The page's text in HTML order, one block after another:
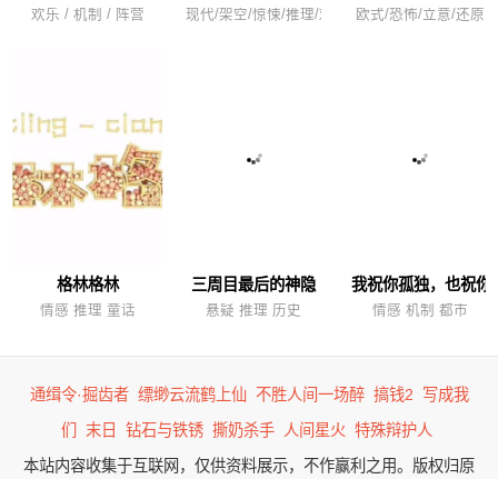
欢乐 / 机制 / 阵营 现代/架空/惊悚/推理/欢乐/新本格欧式/恐怖/立意/还原
格林格林
情感 推理 童话
三周目最后的神隐
悬疑 推理 历史
我祝你孤独，也祝你
情感 机制 都市
通缉令·掘齿者 缥缈云流鹤上仙 不胜人间一场醉 搞钱2
写成我
们
末日 钻石与铁锈 撕奶杀手 人间星火 特殊辩护人
本站内容收集于互联网，仅供资料展示，不作赢利之用。版权归原